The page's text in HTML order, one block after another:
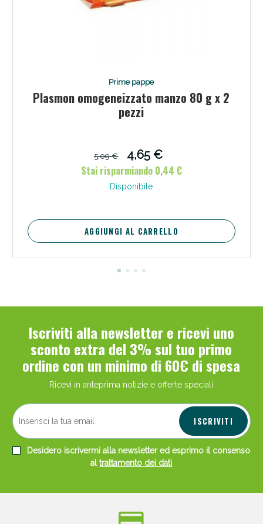
Prime pappe
Plasmon omogeneizzato manzo 80 g x 2
pezzi
5,09 €
4,65 €
Stai risparmiando 0,44 €
Disponibile
AGGIUNGI AL CARRELLO
Iscriviti alla newsletter e ricevi uno
sconto extra del 3% sul tuo primo
ordine con un minimo di 60€ di spesa
Ricevi in anteprima notizie e offerte speciali
ISCRIVITI
Desidero iscrivermi alla newsletter ed esprimo il consenso
altrattamento dei dati
Benessere Intestinale: Sconto fino al 55% valido
oggi!
Scopri le offerte di Oggi